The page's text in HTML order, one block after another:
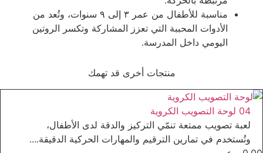
مناسبة للأطفال من عمر ٣ إلى ٩ سنوات، وتُعد من
الأدوات المحببة التي تعزز المشاركة وتكسر الروتين
اليومي داخل المدرسة.
منتجات أخرى قد تهمك
04 لوحة التصويب الكروية
لعبة تصويب ممتعة تنمّي التركيز والدقة لدى الأطفال،
وتُستخدم في تمارين الترقيم والمهارات الحركية الدقيقة....